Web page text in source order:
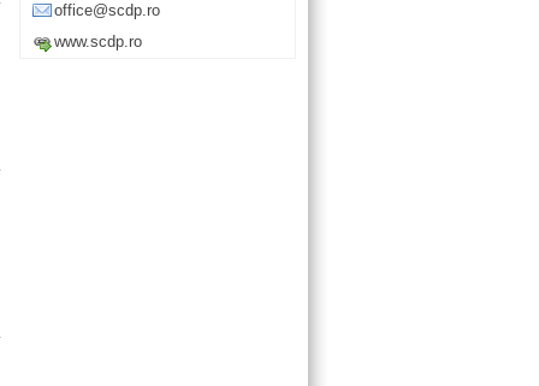
office@scdp.ro
www.scdp.ro